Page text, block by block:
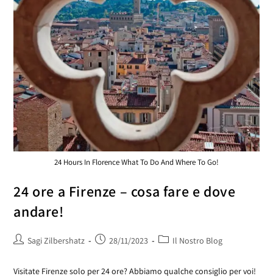
24 Hours In Florence What To Do And Where To Go!
24 ore a Firenze – cosa fare e dove
andare!
Sagi Zilbershatz 28/11/2023 Il Nostro Blog
Visitate Firenze solo per 24 ore? Abbiamo qualche consiglio per voi!